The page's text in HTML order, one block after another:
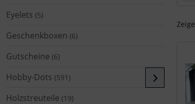
Eyelets (5)
Geschenkboxen (6)
Gutscheine (6)
Hobby-Dots (591)
Holzstreuteile (19)
Zeige